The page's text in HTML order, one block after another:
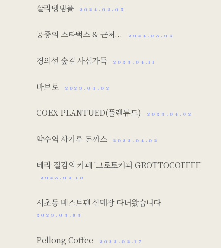
샬라뎅탬플 2024.03.05
공중의 스타벅스 & 근처... 2024.03.05
경의선 숲길 사심가득 2023.04.11
바브로 2023.04.02
COEX PLANTUED(플랜튜드) 2023.04.02
약수역 사가루 돈까스 2023.04.02
테라 질감의 카페 '그로토커피 GROTTOCOFFEE'
2023.03.19
서초동 베스트펜 신매장 다녀왔습니다
2023.03.03
Pellong Coffee 2023.02.17